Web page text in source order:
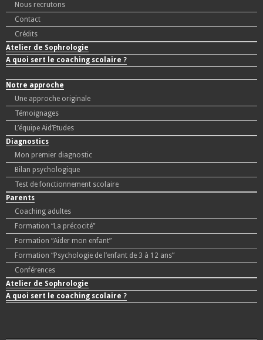
Nous recrutons
Contact
Crédits
Atelier de Sophrologie
A quoi sert le coaching scolaire ?
Notre approche
Une approche originale
Témoignages
L’équipe Aid’Etudes
Diagnostics
Mon premier diagnostic
Bilan psychologique
Test de fonctionnement scolaire
Parents
Coaching adultes
Formation “La précocité”
Formation “Aider mon enfant”
Formation “Psychologie de l’enfant de 3 à 12 ans”
Conférences
Atelier de Sophrologie
A quoi sert le coaching scolaire ?